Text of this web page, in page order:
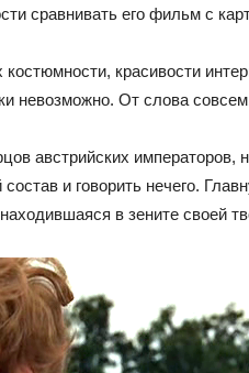
сравнивать его фильм с
красивости
невозможно. От слова
австрийских императоров,
и говорить нечего.
в зените своей